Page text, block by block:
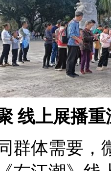
线上展播
群体需要，